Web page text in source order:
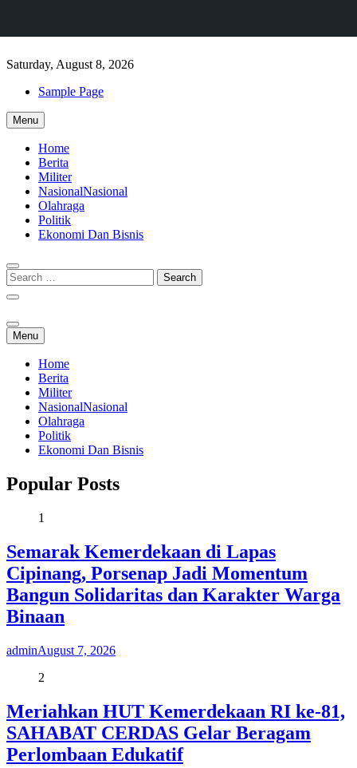
to
Saturday, August 8, 2026
Sample Page
Menu
Home
Berita
Militer
NasionalNasional
Olahraga
Politik
Ekonomi Dan Bisnis
Menu
Home
Berita
Militer
NasionalNasional
Olahraga
Politik
Ekonomi Dan Bisnis
Popular Posts
1
Semarak Kemerdekaan di Lapas
Cipinang, Porsenap Jadi Momentum
Bangun Solidaritas dan Karakter Warga
Binaan
adminAugust 7, 2026
2
Meriahkan HUT Kemerdekaan RI ke-81,
SAHABAT CERDAS Gelar Beragam
Perlombaan Edukatif